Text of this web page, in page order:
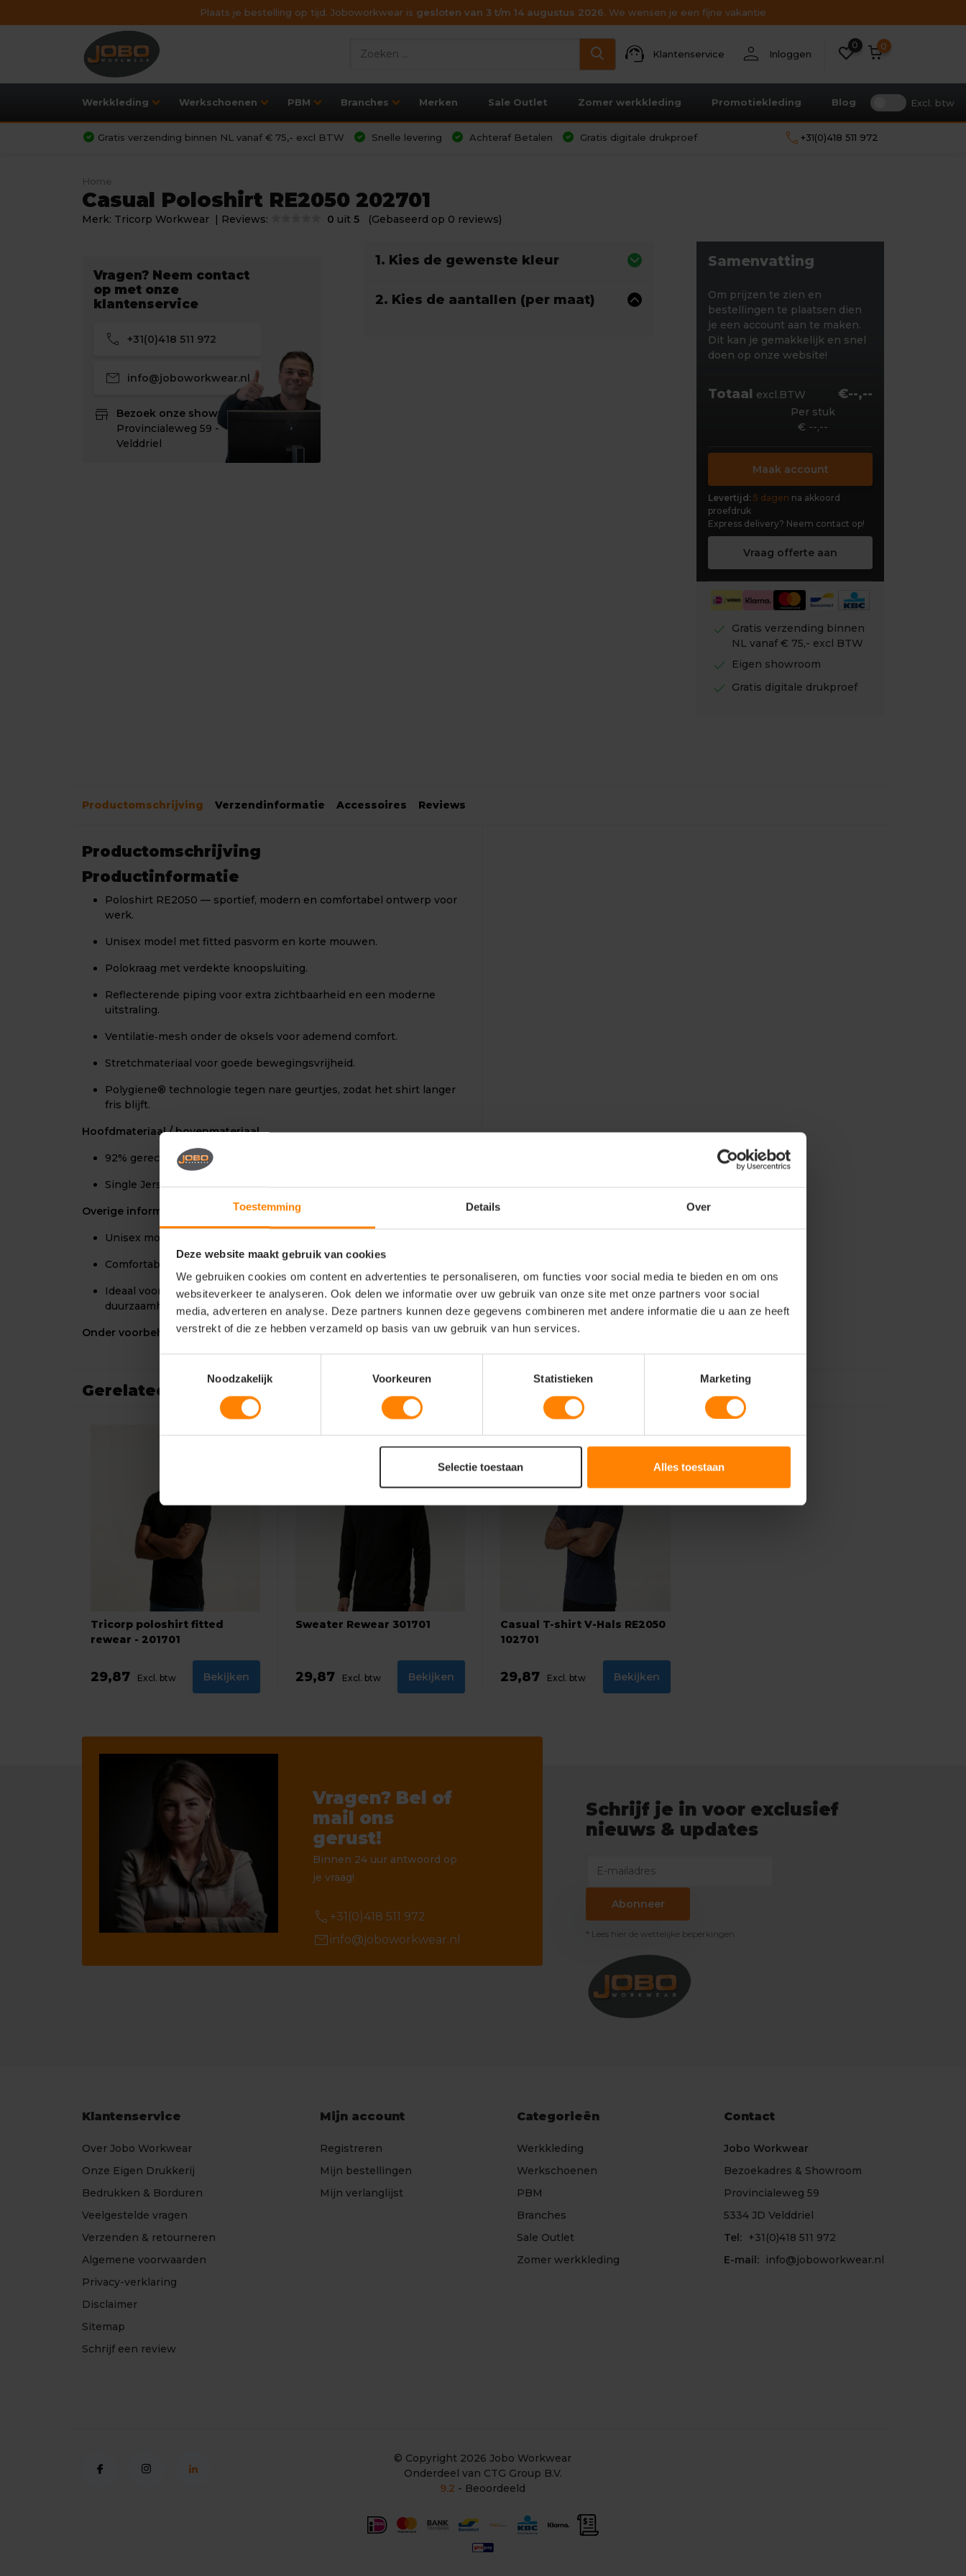
Toestemming Details Over
Deze website maakt gebruik van cookies
We gebruiken cookies om content en advertenties te personaliseren, om functies voor social media te bieden en om ons
websiteverkeer te analyseren. Ook delen we informatie over uw gebruik van onze site met onze partners voor social
media, adverteren en analyse. Deze partners kunnen deze gegevens combineren met andere informatie die u aan ze heeft
verstrekt of die ze hebben verzameld op basis van uw gebruik van hun services.
Noodzakelijk
Voorkeuren Statistieken Marketing
Selectie toestaan Alles toestaan
Plaats je bestelling op tijd. Joboworkwear is gesloten van 3 t/m 14 augustus 2026. We wensen je een fijne vakantie
support_agent Klantenservice person Inloggen
0 0
Werkkleding Werkschoenen PBM Branches Merken Sale Outlet Zomer werkkleding Promotiekleding Blog Excl. btw
Gratis verzending binnen NL vanaf € 75,- excl BTW Snelle levering Achteraf Betalen Gratis digitale drukproef call +31(0)418 511 972
Home
Casual Poloshirt RE2050 202701
Merk: Tricorp Workwear | Reviews: 0 uit 5 (Gebaseerd op 0 reviews)
Vragen? Neem contact
op met onze
klantenservice
call +31(0)418 511 972
mail info@joboworkwear.nl
store
Bezoek onze showroom:
Provincialeweg 59 -
Velddriel
1. Kies de gewenste kleur
2. Kies de aantallen (per maat)
Samenvatting
Om prijzen te zien en
bestellingen te plaatsen dien
je een account aan te maken.
Dit kan je gemakkelijk en snel
doen op onze website!
Totaal excl.BTW €--,--
Per stuk
€ --,--
Maak account
Levertijd: 5 dagen na akkoord
proefdruk
Express delivery? Neem contact op!
Vraag offerte aan
check
Gratis verzending binnen
NL vanaf € 75,- excl BTW
check Eigen showroom
check Gratis digitale drukproef
Productomschrijving Verzendinformatie Accessoires Reviews
Productomschrijving
Productinformatie
Poloshirt RE2050 — sportief, modern en comfortabel ontwerp voor
werk.
Unisex model met fitted pasvorm en korte mouwen.
Polokraag met verdekte knoopsluiting.
Reflecterende piping voor extra zichtbaarheid en een moderne
uitstraling.
Ventilatie‑mesh onder de oksels voor ademend comfort.
Stretchmateriaal voor goede bewegingsvrijheid.
Polygiene® technologie tegen nare geurtjes, zodat het shirt langer
fris blijft.
Hoofdmateriaal / bovenmateriaal
92% gerecycled polyester / 8% elastaan
Single Jersey, circa 180 g/m²
Overige informatie
Unisex model, verkrijgbaar in meerdere maten (XS–5XL).
Comfortabel en duurzaam — geschikt voor dagelijks werk.
Ideaal voor professionals die comfort, bewegingsvrijheid en
duurzaamheid combineren.
Onder voorbehoud van productveranderingen.
Gerelateerde producten
Tricorp poloshirt fitted
rewear - 201701
29,87 Excl. btw Bekijken
Sweater Rewear 301701
29,87 Excl. btw Bekijken
Casual T-shirt V-Hals RE2050
102701
29,87 Excl. btw Bekijken
Vragen? Bel of
mail ons
gerust!
Binnen 24 uur antwoord op
je vraag!
call +31(0)418 511 972
mail info@joboworkwear.nl
Schrijf je in voor exclusief
nieuws & updates
Abonneer
* Lees hier de wettelijke beperkingen
Klantenservice
Over Jobo Workwear
Onze Eigen Drukkerij
Bedrukken & Borduren
Veelgestelde vragen
Verzenden & retourneren
Algemene voorwaarden
Privacy-verklaring
Disclaimer
Sitemap
Schrijf een review
Mijn account
Registreren
Mijn bestellingen
Mijn verlanglijst
Categorieën
Werkkleding
Werkschoenen
PBM
Branches
Sale Outlet
Zomer werkkleding
Contact
Jobo Workwear
Bezoekadres & Showroom
Provincialeweg 59
5334 JD Velddriel
Tel: +31(0)418 511 972
E-mail:
info@joboworkwear.nl
© Copyright 2026 Jobo Workwear
Onderdeel van CTG Group B.V.
9.2 - Beoordeeld